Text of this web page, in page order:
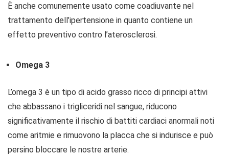
È anche comunemente usato come coadiuvante nel
trattamento dell’ipertensione in quanto contiene un
effetto preventivo contro l’aterosclerosi.
Omega 3
L’omega 3 è un tipo di acido grasso ricco di principi attivi
che abbassano i trigliceridi nel sangue, riducono
significativamente il rischio di battiti cardiaci anormali noti
come aritmie e rimuovono la placca che si indurisce e può
persino bloccare le nostre arterie.